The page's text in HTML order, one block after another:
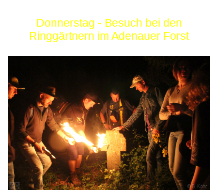
Donnerstag - Besuch bei den
Ringgärtnern im Adenauer Forst